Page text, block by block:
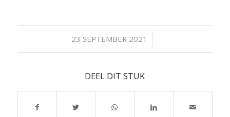
23 SEPTEMBER 2021
/
DEEL DIT STUK